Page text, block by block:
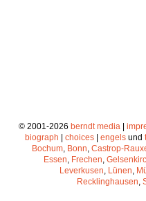
© 2001-2026 berndt media |
biograph | choices | engels und
Bochum Bonn Castrop-
Essen Frechen
Leverkusen Lünen
Recklinghausen